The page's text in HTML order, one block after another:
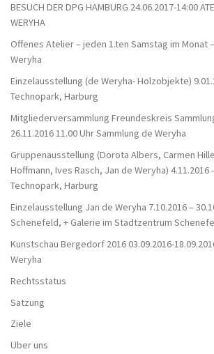
BESUCH DER DPG HAMBURG 24.06.2017-14:00
WERYHA
Offenes Atelier – jeden 1.ten Samstag im Monat
Weryha
Einzelausstellung (de Weryha- Holzobjekte)
Technopark, Harburg
Mitgliederversammlung Freundeskreis
26.11.2016 11.00 Uhr Sammlung de Weryha
Gruppenausstellung (Dorota Albers, Carmen
Hoffmann, Ives Rasch, Jan de Weryha) 4.11.2016
Technopark, Harburg
Einzelausstellung Jan de Weryha 7.10.2016 –
Schenefeld, + Galerie im Stadtzentrum
Kunstschau Bergedorf 2016 03.09.2016-
Weryha
Rechtsstatus
Satzung
Ziele
Über uns